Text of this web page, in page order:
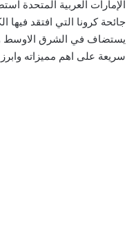
الإمارات العربية المتحدة
جائحة كرونا التي افتقد فيها
يستضاف في الشرق الاوسط
سريعة على اهم مميزاته